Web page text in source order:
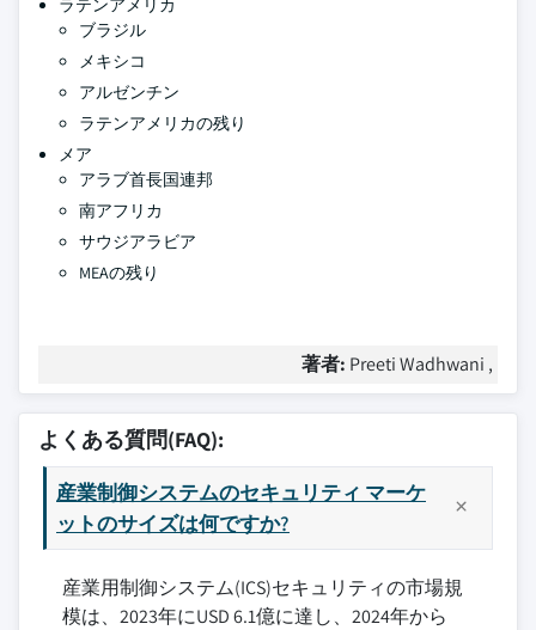
ラテンアメリカ
ブラジル
メキシコ
アルゼンチン
ラテンアメリカの残り
メア
アラブ首長国連邦
南アフリカ
サウジアラビア
MEAの残り
著者: Preeti Wadhwani ,
よくある質問(FAQ):
産業制御システムのセキュリティ マーケ
ットのサイズは何ですか?
産業用制御システム(ICS)セキュリティの市場規
模は、2023年にUSD 6.1億に達し、2024年から